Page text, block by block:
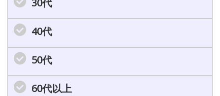
30代
40代
50代
60代以上